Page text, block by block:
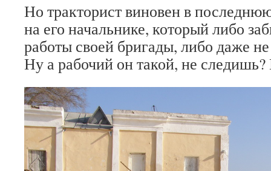
Но тракторист виновен в
на его начальнике, который либо
работы своей бригады, либо даже
Ну а рабочий он такой, не